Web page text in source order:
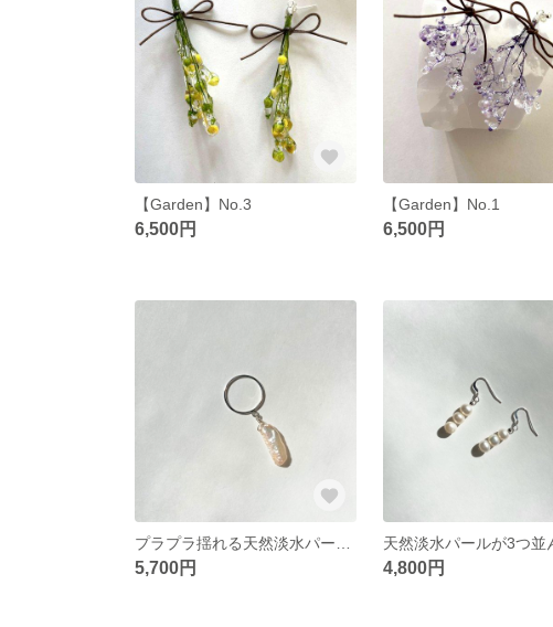
【Garden】No.3
6,500円
【Garden】No.1
6,500円
5,700円 4,800円